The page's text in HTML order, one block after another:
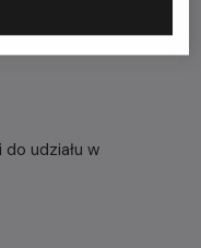
udziału w